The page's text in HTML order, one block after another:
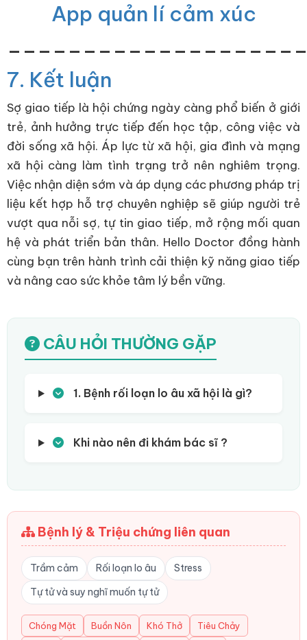
App quản lí cảm xúc
7. Kết luận
Sợ giao tiếp là hội chứng ngày càng phổ biến ở giới
trẻ, ảnh hưởng trực tiếp đến học tập, công việc và
đời sống xã hội. Áp lực từ xã hội, gia đình và mạng
xã hội càng làm tình trạng trở nên nghiêm trọng.
Việc nhận diện sớm và áp dụng các phương pháp trị
liệu kết hợp hỗ trợ chuyên nghiệp sẽ giúp người trẻ
vượt qua nỗi sợ, tự tin giao tiếp, mở rộng mối quan
hệ và phát triển bản thân. Hello Doctor đồng hành
cùng bạn trên hành trình cải thiện kỹ năng giao tiếp
và nâng cao sức khỏe tâm lý bền vững.
CÂU HỎI THƯỜNG GẶP
1. Bệnh rối loạn lo âu xã hội là gì?
Khi nào nên đi khám bác sĩ ?
Bệnh lý & Triệu chứng liên quan
Trầm cảm Rối loạn lo âu
Stress
Tự tử và suy nghĩ muốn tự tử
Chóng Mặt Buồn Nôn Khó Thở
Tiêu Chảy